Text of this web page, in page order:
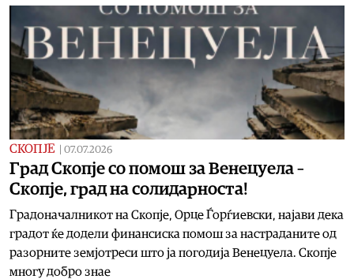
СКОПЈЕ 07.07.2026
Град Скопје со помош за Венецуела –
Скопје, град на солидарноста!
Градоначалникот на Скопје, Орце Ѓорѓиевски, најави дека
градот ќе додели финансиска помош за настраданите од
разорните земјотреси што ја погодија Венецуела. Скопје
многу добро знае